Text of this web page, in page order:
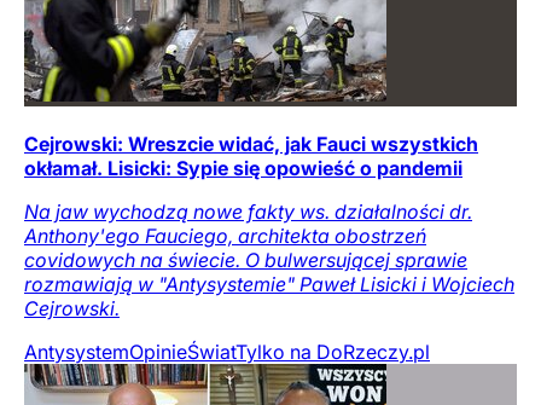
Cejrowski: Wreszcie widać, jak Fauci wszystkich
okłamał. Lisicki: Sypie się opowieść o pandemii
Na jaw wychodzą nowe fakty ws. działalności dr.
Anthony'ego Fauciego, architekta obostrzeń
covidowych na świecie. O bulwersującej sprawie
rozmawiają w "Antysystemie" Paweł Lisicki i Wojciech
Cejrowski.
AntysystemOpinieŚwiatTylko na DoRzeczy.pl